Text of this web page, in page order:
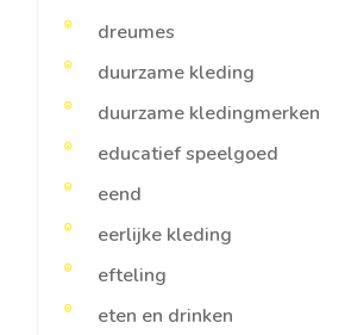
dreumes
duurzame kleding
duurzame kledingmerken
educatief speelgoed
eend
eerlijke kleding
efteling
eten en drinken